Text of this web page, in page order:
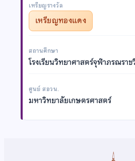
เหรียญรางวัล
เหรียญทองแดง
สถานศึกษา
โรงเรียนวิทยาศาสตร์จุฬาภรณรา
ศูนย์ สอวน.
มหาวิทยาลัยเกษตรศาสตร์